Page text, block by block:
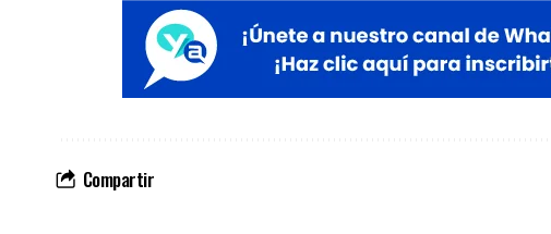
Compartir